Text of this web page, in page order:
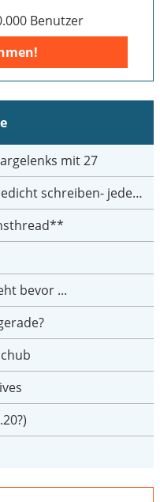
Benutzer
mit 27
jeder einen Satz
bevor ...